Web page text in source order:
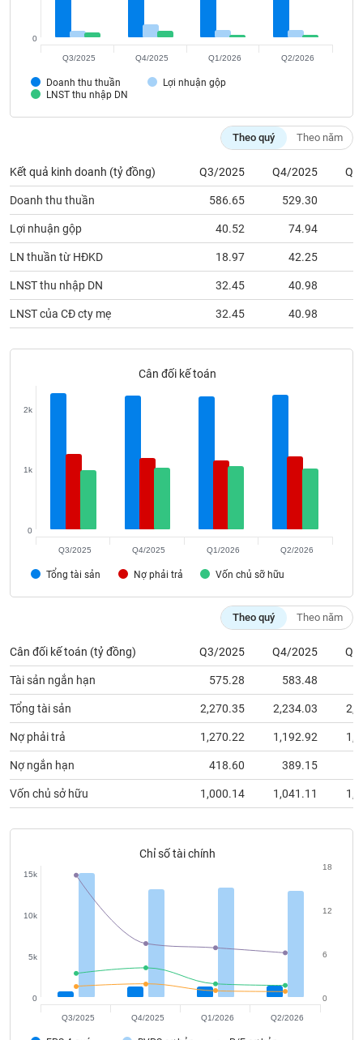
Doanh thu thuần
Lợi nhuận gộp
LNST thu nhập DN
0
Q3/2025 Q4/2025 Q1/2026 Q2/2026
Theo quý Theo năm
Kết quả kinh doanh (tỷ đồng) Q3/2025 Q4/2025
Doanh thu thuần 586.65 529.30
Lợi nhuận gộp 40.52 74.94
LN thuần từ HĐKD 18.97 42.25
LNST thu nhập DN 32.45 40.98
LNST của CĐ cty mẹ 32.45 40.98
Cân đối kế toán
Tổng tài sản Nợ phải trả Vốn chủ sỡ hữu
0
1k
2k
Q3/2025 Q4/2025 Q1/2026 Q2/2026
Theo quý Theo năm
Cân đối kế toán (tỷ đồng) Q3/2025 Q4/2025
Tài sản ngắn hạn 575.28 583.48
Tổng tài sản 2,270.35 2,234.03
Nợ phải trả 1,270.22 1,192.92
Nợ ngắn hạn 418.60 389.15
Vốn chủ sở hữu 1,000.14 1,041.11
Chỉ số tài chính
0
5k
10k
15k
0
6
12
18
Q3/2025 Q4/2025 Q1/2026 Q2/2026
Bài
tác
giả
cáo
phân
tích
(-)
Thuật
ngữ
(-)
vụ
Đào
chính
đầu
tư
Truyền
thông
tài
chính
Dữ
chính